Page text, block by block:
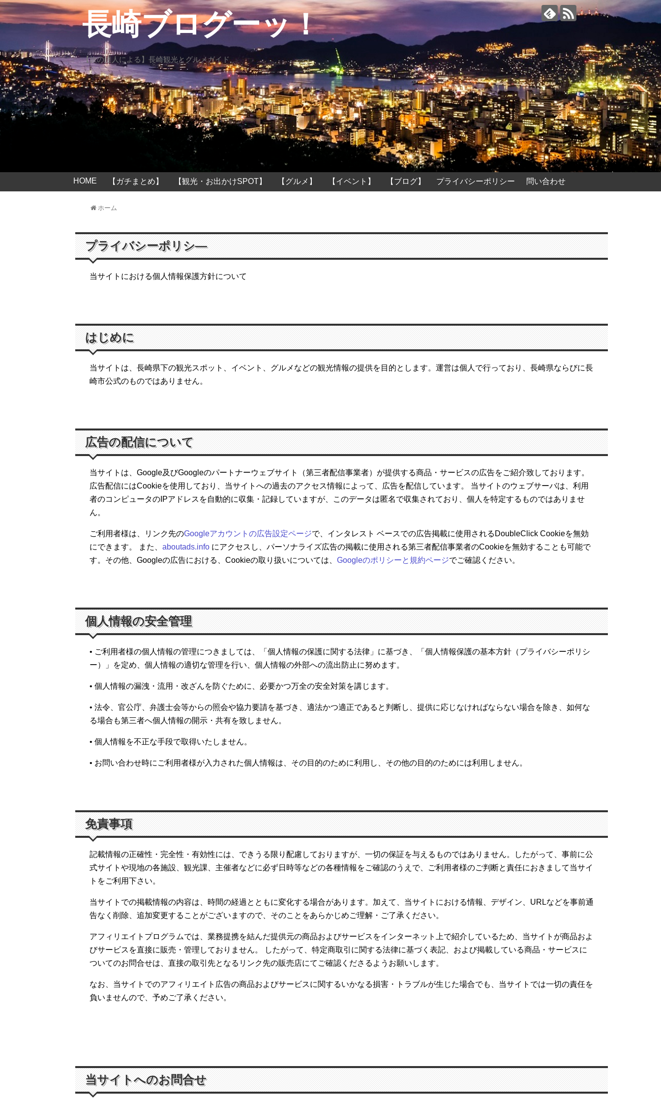
長崎ブログーッ！
【旅の達人による】長崎観光とグルメガイド
HOME 【ガチまとめ】 【観光・お出かけSPOT】 【グルメ】 【イベント】 【ブログ】 プライバシーポリシー 問い合わせ
ホーム
プライバシーポリシ―
当サイトにおける個人情報保護方針について
はじめに
当サイトは、長崎県下の観光スポット、イベント、グルメなどの観光情報の提供を目的とします。運営は個人で行っており、長崎県ならびに長
崎市公式のものではありません。
広告の配信について
当サイトは、Google及びGoogleのパートナーウェブサイト（第三者配信事業者）が提供する商品・サービスの広告をご紹介致しております。
広告配信にはCookieを使用しており、当サイトへの過去のアクセス情報によって、広告を配信しています。 当サイトのウェブサーバは、利用
者のコンピュータのIPアドレスを自動的に収集・記録していますが、このデータは匿名で収集されており、個人を特定するものではありませ
ん。
ご利用者様は、リンク先のGoogleアカウントの広告設定ページで、インタレスト ベースでの広告掲載に使用されるDoubleClick Cookieを無効
にできます。 また、 aboutads.info にアクセスし、パーソナライズ広告の掲載に使用される第三者配信事業者のCookieを無効することも可能で
す。その他、Googleの広告における、Cookieの取り扱いについては、 Googleのポリシーと規約ページでご確認ください。
個人情報の安全管理
• ご利用者様の個人情報の管理につきましては、「個人情報の保護に関する法律」に基づき、「個人情報保護の基本方針（プライバシーポリシ
ー）」を定め、個人情報の適切な管理を行い、個人情報の外部への流出防止に努めます。
• 個人情報の漏洩・流用・改ざんを防ぐために、必要かつ万全の安全対策を講じます。
• 法令、官公庁、弁護士会等からの照会や協力要請を基づき、適法かつ適正であると判断し、提供に応じなければならない場合を除き、如何な
る場合も第三者へ個人情報の開示・共有を致しません。
• 個人情報を不正な手段で取得いたしません。
• お問い合わせ時にご利用者様が入力された個人情報は、その目的のために利用し、その他の目的のためには利用しません。
免責事項
記載情報の正確性・完全性・有効性には、できうる限り配慮しておりますが、一切の保証を与えるものではありません。したがって、事前に公
式サイトや現地の各施設、観光課、主催者などに必ず日時等などの各種情報をご確認のうえで、ご利用者様のご判断と責任におきまして当サイ
トをご利用下さい。
当サイトでの掲載情報の内容は、時間の経過とともに変化する場合があります。加えて、当サイトにおける情報、デザイン、URLなどを事前通
告なく削除、追加変更することがございますので、そのことをあらかじめご理解・ご了承ください。
アフィリエイトプログラムでは、業務提携を結んだ提供元の商品およびサービスをインターネット上で紹介しているため、当サイトが商品およ
びサービスを直接に販売・管理しておりません。 したがって、特定商取引に関する法律に基づく表記、および掲載している商品・サービスに
ついてのお問合せは、直接の取引先となるリンク先の販売店にてご確認くださるようお願いします。
なお、当サイトでのアフィリエイト広告の商品およびサービスに関するいかなる損害・トラブルが生じた場合でも、当サイトでは一切の責任を
負いませんので、予めご了承ください。
当サイトへのお問合せ